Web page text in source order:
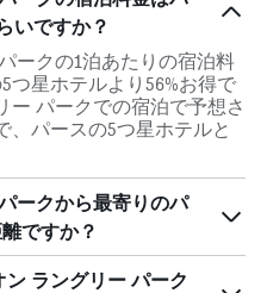
いですか？
ークの1泊あたりの宿泊料
つ星ホテルより56%お得で
ー パークでの宿泊で予想さ
、パースの5つ星ホテルと
ークから最寄りのパ
ですか？
ラングリー パーク